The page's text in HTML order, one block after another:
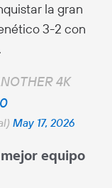
la gran
3-2 con
4K
May 17, 2026
equipo